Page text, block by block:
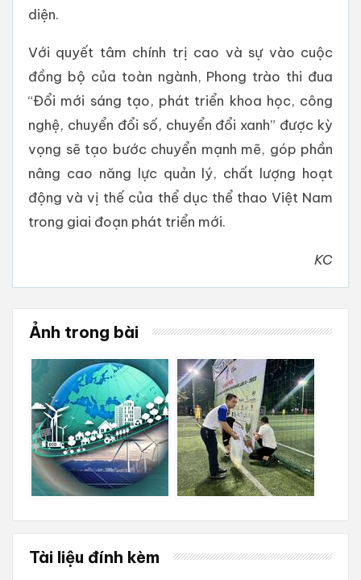
diện.
Với quyết tâm chính trị cao và sự vào cuộc
đồng bộ của toàn ngành, Phong trào thi đua
“Đổi mới sáng tạo, phát triển khoa học, công
nghệ, chuyển đổi số, chuyển đổi xanh” được kỳ
vọng sẽ tạo bước chuyển mạnh mẽ, góp phần
nâng cao năng lực quản lý, chất lượng hoạt
động và vị thế của thể dục thể thao Việt Nam
trong giai đoạn phát triển mới.
KC
Ảnh trong bài
Tài liệu đính kèm